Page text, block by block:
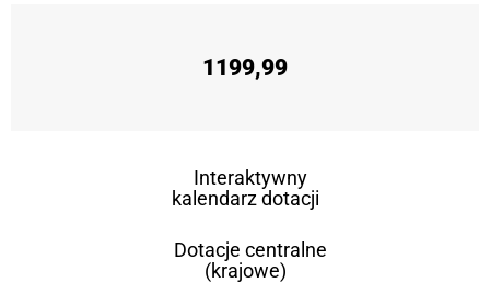
1199,99
Interaktywny
kalendarz dotacji
Dotacje centralne
(krajowe)